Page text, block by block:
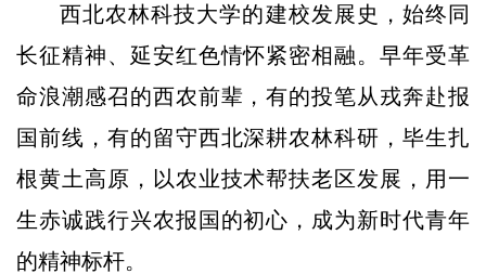
西北农林科技大学的建校发展史，始终同
长征精神、延安红色情怀紧密相融。早年受革
命浪潮感召的西农前辈，有的投笔从戎奔赴报
国前线，有的留守西北深耕农林科研，毕生扎
根黄土高原，以农业技术帮扶老区发展，用一
生赤诚践行兴农报国的初心，成为新时代青年
的精神标杆。